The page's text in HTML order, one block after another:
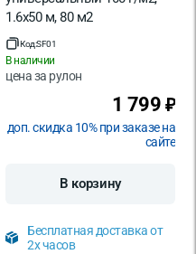
1.6х50 м, 80 м2
Код:SF01
В наличии
цена за рулон
1 799 ₽
доп. скидка 10% при заказе на
сайте
В корзину
Бесплатная доставка от
2х часов